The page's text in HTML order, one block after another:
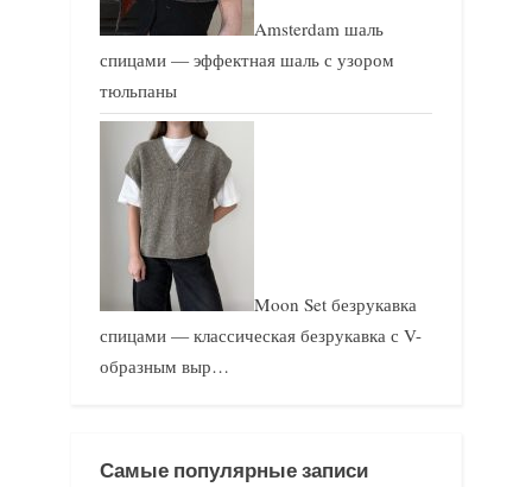
Amsterdam шаль
спицами — эффектная шаль с узором
тюльпаны
Moon Set безрукавка
спицами — классическая безрукавка с V-
образным выр…
Самые популярные записи